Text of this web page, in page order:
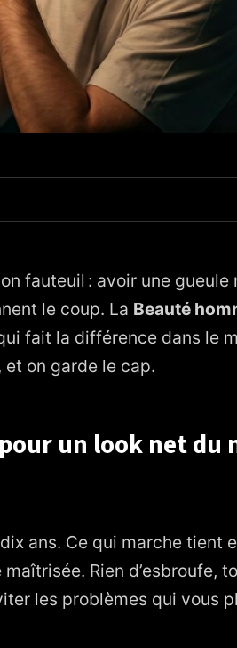
fauteuil : avoir une gueule
le coup. La Beauté
fait la différence dans le
on garde le cap.
un look net du
ans. Ce qui marche tient
Rien d’esbroufe,
les problèmes qui vous